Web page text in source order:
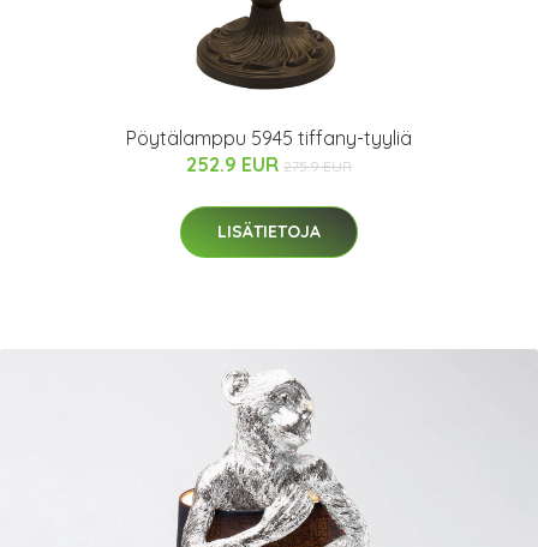
Pöytälamppu 5945 tiffany-tyyliä
252.9 EUR 275.9 EUR
LISÄTIETOJA